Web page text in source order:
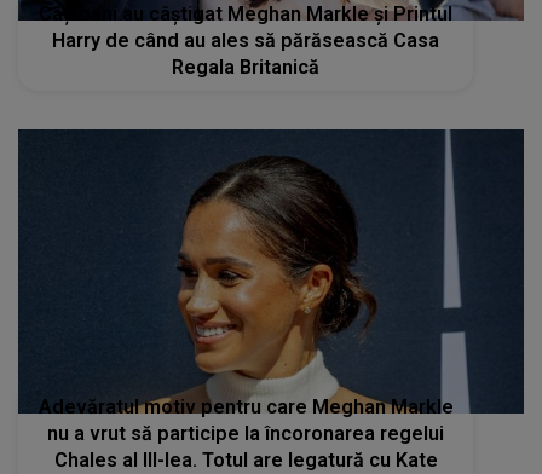
Câți bani au câștigat Meghan Markle și Printul
Harry de când au ales să părăsească Casa
Regala Britanică
Adevăratul motiv pentru care Meghan Markle
nu a vrut să participe la încoronarea regelui
Chales al III-lea. Totul are legatură cu Kate